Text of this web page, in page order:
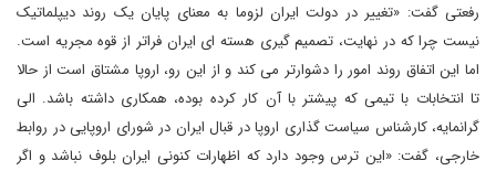
رفعتی گفت: «تغییر در دولت ایران لزوما به معنای پایان یک روند دیپلماتیک
نیست چرا که در نهایت، تصمیم گیری هسته ای ایران فراتر از قوه مجریه است.
اما این اتفاق روند امور را دشوارتر می کند و از این رو، اروپا مشتاق است از حالا
تا انتخابات با تیمی که پیشتر با آن کار کرده بوده، همکاری داشته باشد. الی
گرانمایه، کارشناس سیاست گذاری اروپا در قبال ایران در شورای اروپایی در روابط
خارجی، گفت: «این ترس وجود دارد که اظهارات کنونی ایران بلوف نباشد و اگر